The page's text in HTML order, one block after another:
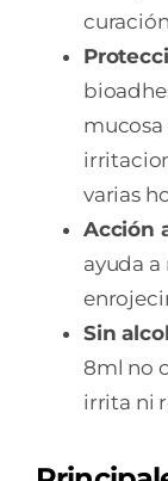
varias
Acción
ayuda
Sin
8ml no
irrita ni